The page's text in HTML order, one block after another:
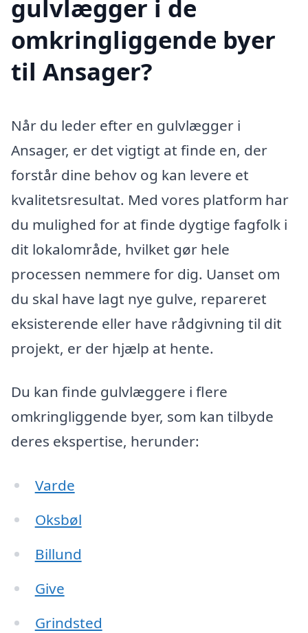
gulvlægger i de
omkringliggende byer
til Ansager?
Når du leder efter en gulvlægger i
Ansager, er det vigtigt at finde en, der
forstår dine behov og kan levere et
kvalitetsresultat. Med vores platform har
du mulighed for at finde dygtige fagfolk i
dit lokalområde, hvilket gør hele
processen nemmere for dig. Uanset om
du skal have lagt nye gulve, repareret
eksisterende eller have rådgivning til dit
projekt, er der hjælp at hente.
Du kan finde gulvlæggere i flere
omkringliggende byer, som kan tilbyde
deres ekspertise, herunder:
Varde
Oksbøl
Billund
Give
Grindsted